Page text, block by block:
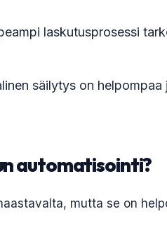
laskutusprosessi
säilytys on helpompaa
automatisointi?
mutta se on